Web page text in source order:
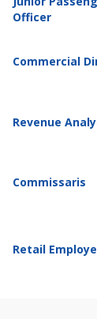
Officer
Commercial
Revenue
Commissaris
Retail